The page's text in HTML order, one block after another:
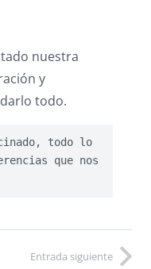
nuestra
y
todo.
todo lo
que nos
Entrada siguiente